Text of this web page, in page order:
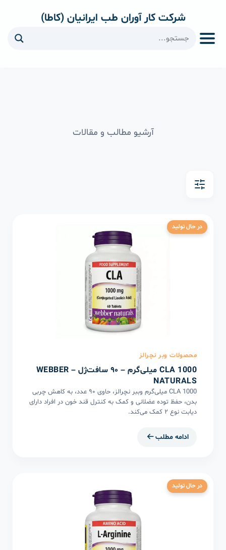
شرکت کار آوران طب ایرانیان (کاطا)
آرشیو مطالب و مقالات
در حال تولید
محصولات وبر نچرالز
CLA 1000 میلی‌گرم – ۹۰ سافت‌ژل – WEBBER
NATURALS
CLA 1000 میلی‌گرم وببر نچرالز، حاوی ۹۰ عدد، به کاهش چربی
بدن، حفظ توده عضلانی و کمک به کنترل قند خون در افراد دارای
دیابت نوع ۲ کمک می‌کند.
ادامه مطلب
در حال تولید